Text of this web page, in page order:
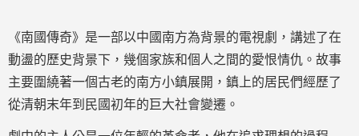
《南國傳奇》是一部以中國南方為背景的電視劇，講述了在
動盪的歷史背景下，幾個家族和個人之間的愛恨情仇。故事
主要圍繞著一個古老的南方小鎮展開，鎮上的居民們經歷了
從清朝末年到民國初年的巨大社會變遷。